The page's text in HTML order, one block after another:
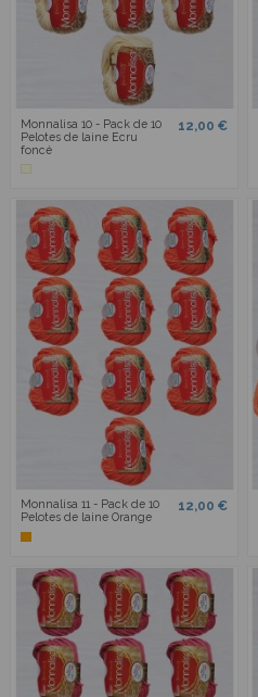
Monnalisa 10 - Pack de 10
Pelotes de laine Ecru
foncé
12,00 €
Monnalisa 11 - Pack de 10
Pelotes de laine Orange
12,00 €